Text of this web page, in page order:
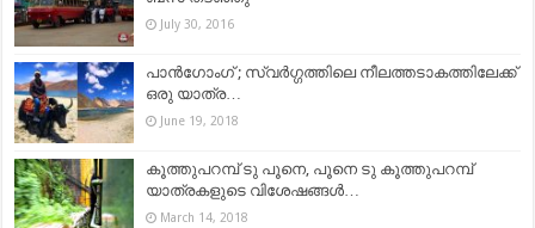
July 30, 2016
പാൻഗോംഗ് ; സ്വർഗ്ഗത്തിലെ നീലത്തടാകത്തിലേക്ക്
ഒരു യാത്ര…
June 19, 2018
കൂത്തുപറമ്പ് ടു പൂനെ, പൂനെ ടു കൂത്തുപറമ്പ്
യാത്രകളുടെ വിശേഷങ്ങള്‍…
March 14, 2018